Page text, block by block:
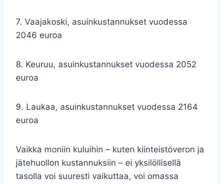
7. Vaajakoski, asuinkustannukset vuodessa
2046 euroa
8. Keuruu, asuinkustannukset vuodessa 2052
euroa
9. Laukaa, asuinkustannukset vuodessa 2164
euroa
Vaikka moniin kuluihin – kuten kiinteistöveron ja
jätehuollon kustannuksiin – ei yksilöllisellä
tasolla voi suuresti vaikuttaa, voi omassa